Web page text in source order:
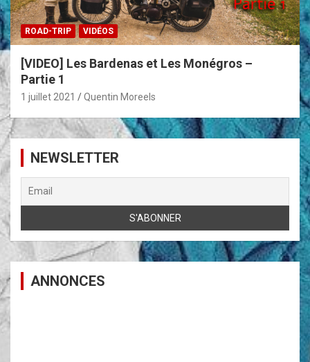
ROAD-TRIP VIDÉOS
[VIDEO] Les Bardenas et Les Monégros –
Partie 1
1 juillet 2021 Quentin Moreels
NEWSLETTER
ANNONCES